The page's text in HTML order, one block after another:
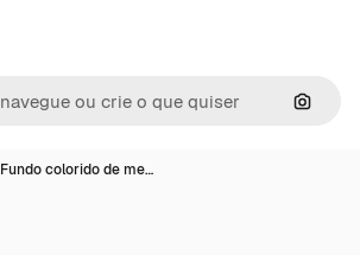
Fundo colorido de me…